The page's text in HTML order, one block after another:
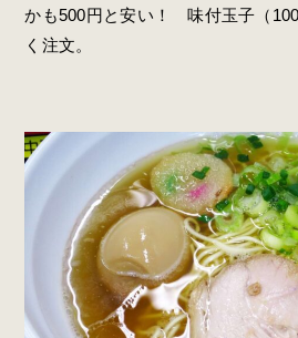
かも500円と安い！ 味付玉子（
く注文。